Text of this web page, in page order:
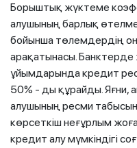
Борыштық жүктеме
алушының барлық
бойынша төлемдердің
арақатынасы.
ұйымдарында кредит
50% - ды құрайды. Яғни,
алушының ресми
көрсеткіш неғұрлым
кредит алу мүмкіндігі